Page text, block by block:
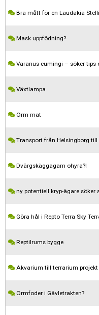
Bra mått för en Laudakia
Mask uppfödning?
Varanus cumingi – söker tips
Växtlampa
Orm mat
Transport från Helsingborg
Dvärgskäggagam ohyra?!
ny potentiell kryp-ägare söker
Göra hål i Repto Terra Sky
Reptilrums bygge
Akvarium till terrarium projekt
Ormfoder i Gävletrakten?